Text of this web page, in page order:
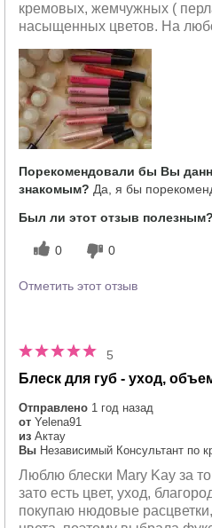
кремовых, жемчужных (
насыщенных цветов. На
Порекомендовали бы Вы
знакомым? Да, я бы
Был ли этот отзыв полезным?
0 0
Отметить этот отзыв
5
Блеск для губ - уход,
Отправлено 1 год назад
от Yelena91
из Актау
Вы Независимый Консультант по
Люблю блески Mary Kay за
зато есть цвет, уход,
покупаю нюдовые